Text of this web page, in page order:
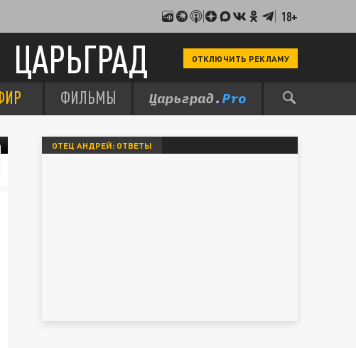
18+
ЦАРЬГРАД ОТКЛЮЧИТЬ РЕКЛАМУ
ФИЛЬМЫ
ОТЕЦ АНДРЕЙ: ОТВЕТЫ